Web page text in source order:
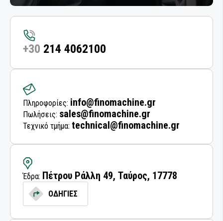
+30 214 4062100
Πληροφορίες: info@finomachine.gr
Πωλήσεις: sales@finomachine.gr
Τεχνικό τμήμα: technical@finomachine.gr
Έδρα: Πέτρου Ράλλη 49, Ταύρος, 17778
ΟΔΗΓΙΕΣ